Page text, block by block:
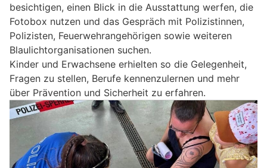
besichtigen, einen Blick in die Ausstattung werfen, die
Fotobox nutzen und das Gespräch mit Polizistinnen,
Polizisten, Feuerwehrangehörigen sowie weiteren
Blaulichtorganisationen suchen.
Kinder und Erwachsene erhielten so die Gelegenheit,
Fragen zu stellen, Berufe kennenzulernen und mehr
über Prävention und Sicherheit zu erfahren.